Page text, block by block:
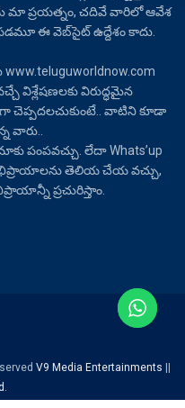
మా ప్రయత్నం, చదివే వారిలో ఆవేశ
ఈ వెబ్‌సైట్ ఉద్దేశం కాదు.
విశ్లేషణలకు విరుద్ధమైన
చెప్పదలచుకుంటే.. వాటిని కూడా
వారు..
పంపవచ్చు. లేదా Whats’up
తెలియ చేయ వచ్చు,
ప్రచురిస్తాం.
V9 Media Entertainments ||